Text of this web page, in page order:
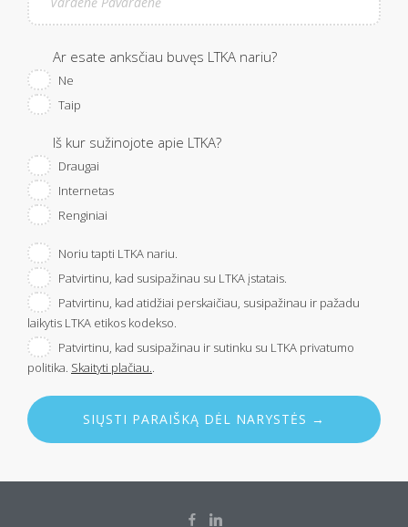
Ar esate anksčiau buvęs LTKA nariu?
Ne
Taip
Iš kur sužinojote apie LTKA?
Draugai
Internetas
Renginiai
Noriu tapti LTKA nariu.
Patvirtinu, kad susipažinau su LTKA įstatais.
Patvirtinu, kad atidžiai perskaičiau, susipažinau ir pažadu
laikytis LTKA etikos kodekso.
Patvirtinu, kad susipažinau ir sutinku su LTKA privatumo
politika. Skaityti plačiau..
SIŲSTI PARAIŠKĄ DĖL NARYSTĖS →